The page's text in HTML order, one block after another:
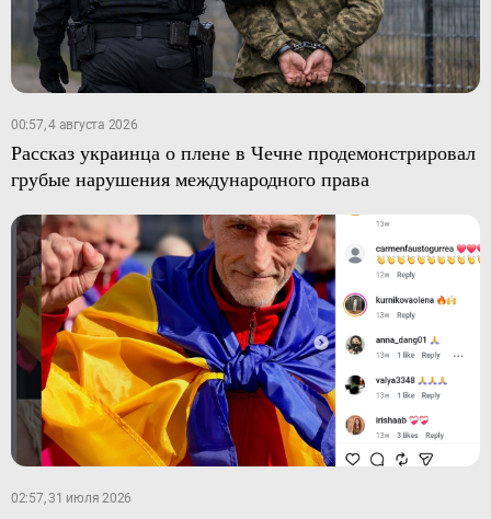
00:57, 4 августа 2026
Рассказ украинца о плене в Чечне продемонстрировал
грубые нарушения международного права
02:57, 31 июля 2026